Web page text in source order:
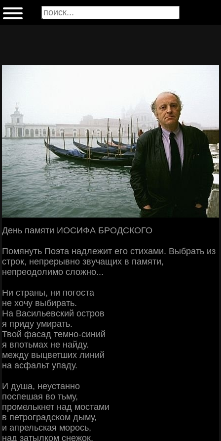
День памяти ИОСИФА БРОДСКОГО
Помянуть Поэта надлежит его стихами. Выбрать из
строк, непрерывно звучащих в памяти,
непреодолимо сложно...
Ни страны, ни погоста
не хочу выбирать.
На Васильевский остров
я приду умирать.
Твой фасад темно-синий
я впотьмах не найду.
между выцветших линий
на асфальт упаду.
И душа, неустанно
поспешая во тьму,
промелькнет над мостами
в петроградском дыму,
и апрельская морось,
над затылком снежок,